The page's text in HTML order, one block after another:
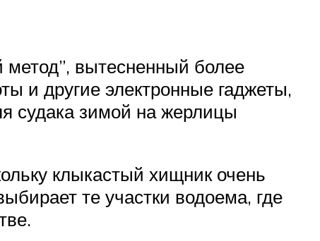
вытесненный более
и другие электронные гаджеты,
судака зимой на жерлицы
клыкастый хищник очень
те участки водоема, где